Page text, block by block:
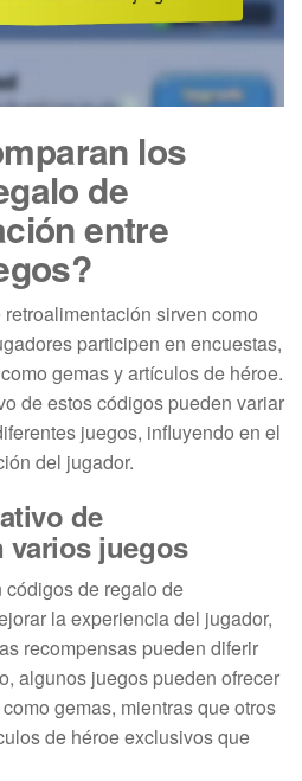
los
de
entre
sirven como
participen en encuestas,
gemas y artículos de héroe.
de estos códigos pueden variar
juegos, influyendo en el
del jugador.
de
varios juegos
de regalo de
la experiencia del jugador,
recompensas pueden diferir
algunos juegos pueden ofrecer
gemas, mientras que otros
de héroe exclusivos que